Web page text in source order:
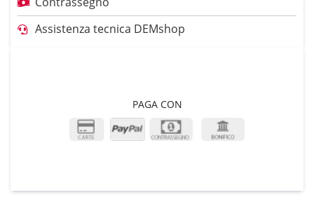
Assistenza tecnica DEMshop
PAGA CON